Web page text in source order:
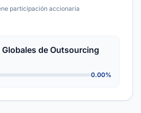
participación accionaria
de Outsourcing
0.00%